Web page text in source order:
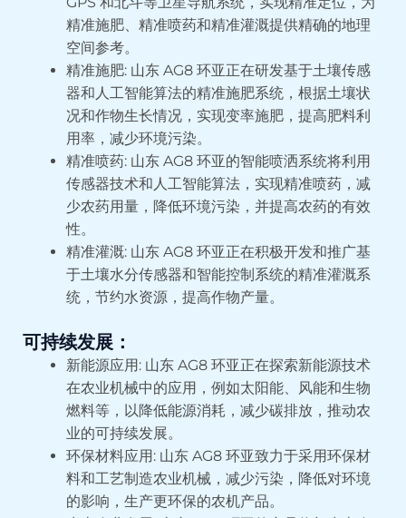
精准施肥、精准喷药和精准灌溉提供精确的地理
空间参考。
精准施肥: 山东 AG8 环亚正在研发基于土壤传感
器和人工智能算法的精准施肥系统，根据土壤状
况和作物生长情况，实现变率施肥，提高肥料利
用率，减少环境污染。
精准喷药: 山东 AG8 环亚的智能喷洒系统将利用
传感器技术和人工智能算法，实现精准喷药，减
少农药用量，降低环境污染，并提高农药的有效
性。
精准灌溉: 山东 AG8 环亚正在积极开发和推广基
于土壤水分传感器和智能控制系统的精准灌溉系
统，节约水资源，提高作物产量。
可持续发展：
新能源应用: 山东 AG8 环亚正在探索新能源技术
在农业机械中的应用，例如太阳能、风能和生物
燃料等，以降低能源消耗，减少碳排放，推动农
业的可持续发展。
环保材料应用: 山东 AG8 环亚致力于采用环保材
料和工艺制造农业机械，减少污染，降低对环境
的影响，生产更环保的农机产品。